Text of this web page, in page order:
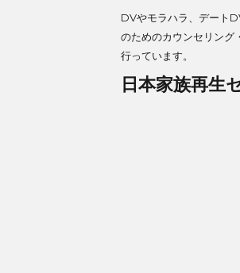
DVやモラハラ、デート
のためのカウンセリング
行っています。
日本家族再生